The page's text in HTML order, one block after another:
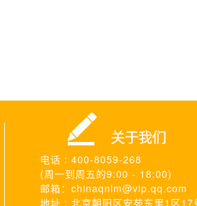
电话 : 400-8059-268
(周一到周五的9:00 - 18:00)
邮箱：chinaqnlm@vip.qq.com
地址 : 北京朝阳区安苑东里1区17